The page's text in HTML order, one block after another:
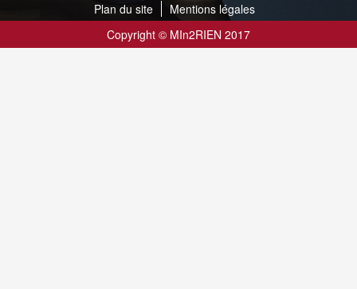
Plan du site
Mentions légales
Copyright © MIn2RIEN 2017